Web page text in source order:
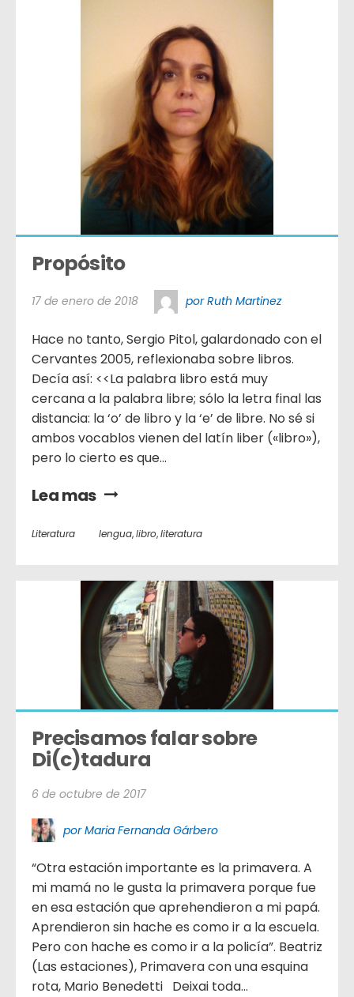
Propósito
17 de enero de 2018 por Ruth Martinez
Hace no tanto, Sergio Pitol, galardonado con el
Cervantes 2005, reflexionaba sobre libros.
Decía así: <<La palabra libro está muy
cercana a la palabra libre; sólo la letra final las
distancia: la ‘o’ de libro y la ‘e’ de libre. No sé si
ambos vocablos vienen del latín liber («libro»),
pero lo cierto es que...
Lea mas
Literatura lengua,libro,literatura
Precisamos falar sobre
Di(c)tadura
6 de octubre de 2017
por Maria Fernanda Gárbero
“Otra estación importante es la primavera. A
mi mamá no le gusta la primavera porque fue
en esa estación que aprehendieron a mi papá.
Aprendieron sin hache es como ir a la escuela.
Pero con hache es como ir a la policía”. Beatriz
(Las estaciones), Primavera con una esquina
rota, Mario Benedetti Deixai toda...